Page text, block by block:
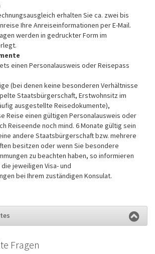
erhalten Sie ca. zwei bis
Ihre Anreiseinformationen per E-Mail.
werden in gedruckter Form im
einen Personalausweis oder Reisepass
(bei denen keine besonderen Verhältnisse
Staatsbürgerschaft, Erstwohnsitz im
ausgestellte Reisedokumente),
Reise einen gültigen Personalausweis oder
Reiseende noch mind. 6 Monate gültig sein
andere Staatsbürgerschaft bzw. mehrere
besitzen oder wenn Sie besondere
zu beachten haben, so informieren
jeweiligen Visa- und
bei Ihrem zuständigen Konsulat.
Fragen